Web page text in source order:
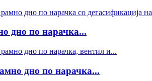
дно по нарачка...
дно по нарачка...